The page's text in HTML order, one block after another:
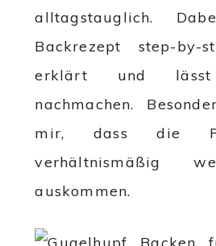
alltagstauglich.
Backrezept step-
erklärt und
nachmachen.
mir, dass die
verhältnismäßig
auskommen.